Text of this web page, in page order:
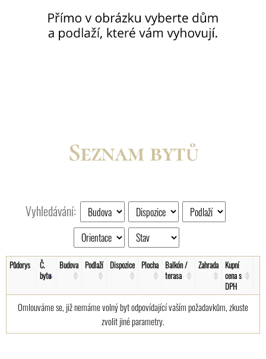
Seznam bytů
Vyhledávání:
Půdorys
Č.
bytu
Budova Podlaží Dispozice Plocha Balkón /
terasa
Zahrada Kupní
cena s
DPH
Omlouváme se, již nemáme volný byt odpovídající vaším požadavkům, zkuste
zvolit jiné parametry.